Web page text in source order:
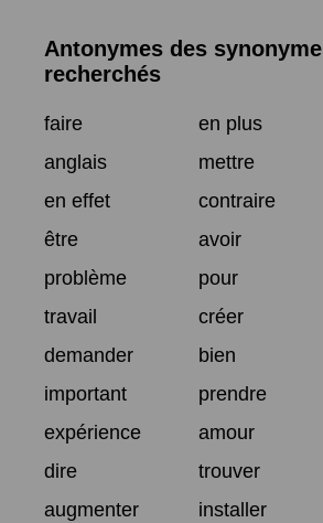
Antonymes des
recherchés
faire
en plus
anglais
mettre
en effet
contraire
être
avoir
problème
pour
travail
créer
demander
bien
important
prendre
expérience
amour
dire
trouver
augmenter
installer